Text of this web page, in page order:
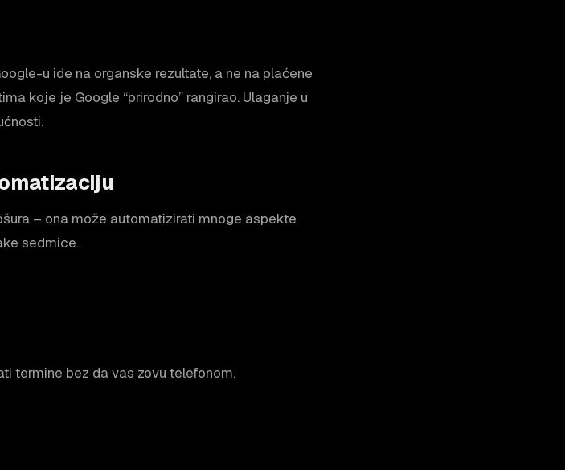
u ide na organske rezultate, a ne na plaćene
koje je Google “prirodno” rangirao. Ulaganje u
– ona može automatizirati mnoge aspekte
sedmice.
termine bez da vas zovu telefonom.